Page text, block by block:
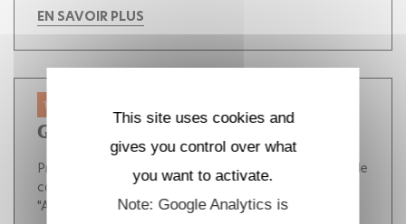
EN SAVOIR PLUS
10 DÉC. 2024
Goûtéminaire le 10 décembre 2024
Prochain Goûtéminaire le 10 décembre dans la salle de
conférences du CMLS Patrik Hammer nous parlera d'
"Aspects of modern Hodge Theory"
This site uses cookies and
gives you control over what
you want to activate.
Note: Google Analytics is